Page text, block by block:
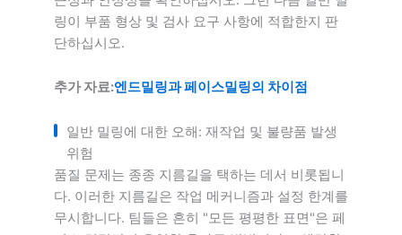
링이 부품 형상 및 검사 요구 사항에 적합한지 판
단하십시오.
추가 자료:엔드밀링과 페이스밀링의 차이점
일반 밀링에 대한 오해: 재작업 및 불량품 발생
위험
품질 문제는 종종 지름길을 택하는 데서 비롯됩니
다. 이러한 지름길은 작업 메커니즘과 설정 한계를
무시합니다. 팀들은 흔히 "모든 평평한 표면"은 페